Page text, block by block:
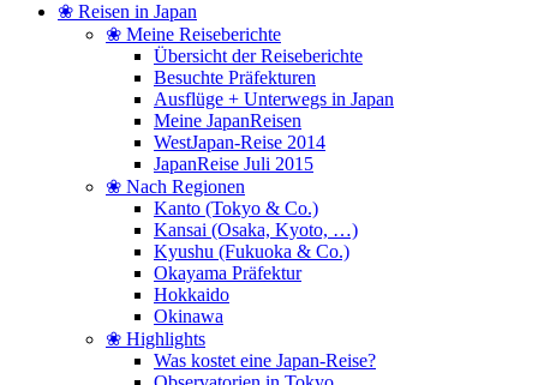
❀ Reisen in Japan
❀ Meine Reiseberichte
Übersicht der Reiseberichte
Besuchte Präfekturen
Ausflüge + Unterwegs in Japan
Meine JapanReisen
WestJapan-Reise 2014
JapanReise Juli 2015
❀ Nach Regionen
Kanto (Tokyo & Co.)
Kansai (Osaka, Kyoto, …)
Kyushu (Fukuoka & Co.)
Okayama Präfektur
Hokkaido
Okinawa
❀ Highlights
Was kostet eine Japan-Reise?